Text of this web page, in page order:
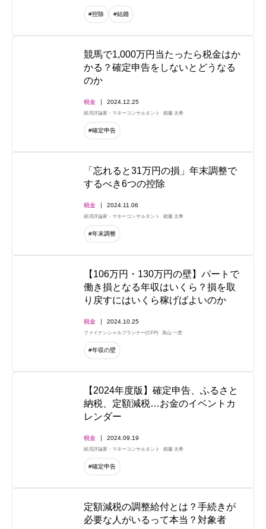
#控除 #結婚
競馬で1,000万円当たったら税金はか
かる？確定申告をしないとどうなる
のか
税金 2024.12.25
経済評論家・マネーコンサルタント 頼藤 太希
#確定申告
「忘れると31万円の損」年末調整で
するべき6つの控除
税金 2024.11.06
経済評論家・マネーコンサルタント 頼藤 太希
#年末調整
【106万円・130万円の壁】パートで
働き損となる年収はいくら？損を取
り戻すにはいくら稼げばよいのか
税金 2024.10.25
ファイナンシャルプランナー(CFP) 高山 一恵
#年収の壁
【2024年度版】確定申告、ふるさと
納税、定額減税…お金のイベントカ
レンダー
税金 2024.09.19
経済評論家・マネーコンサルタント 頼藤 太希
#確定申告
定額減税の調整給付とは？手続きが
必要な人がいるって本当？対象者